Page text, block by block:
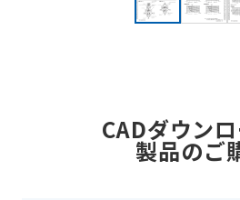
CADダウンロ
製品のご